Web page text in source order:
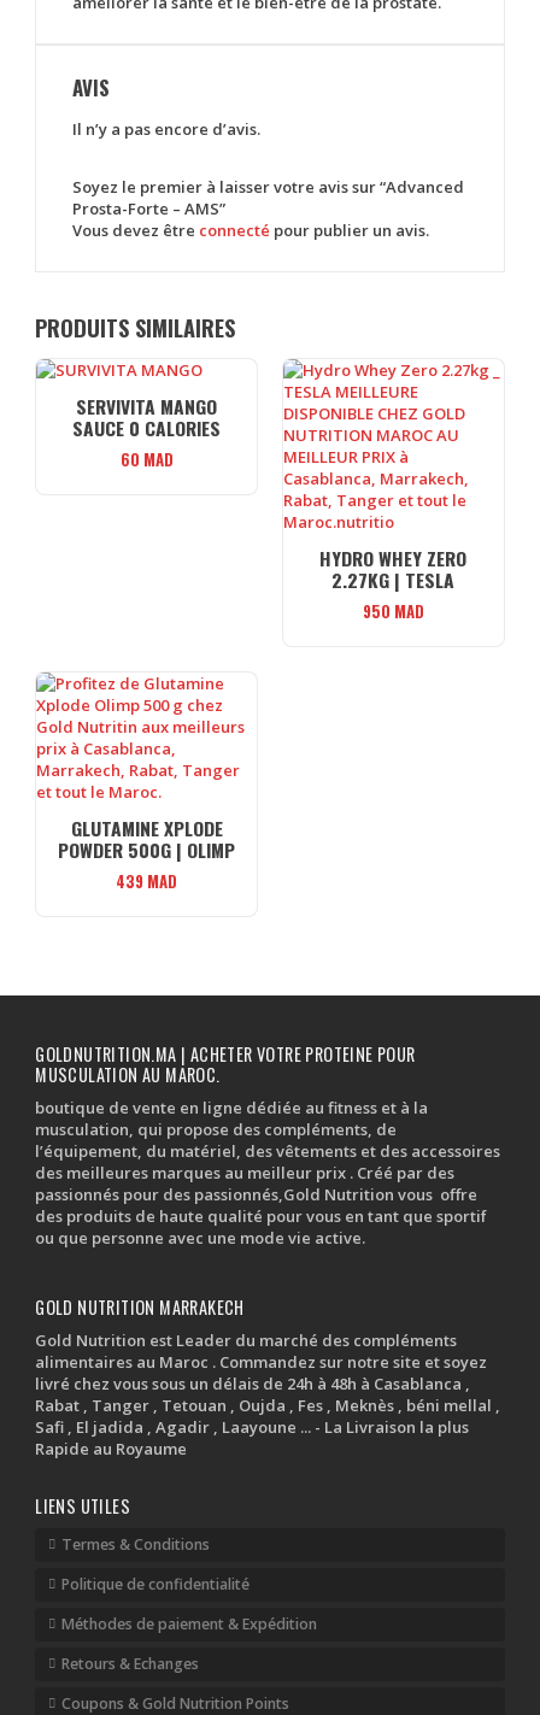
AVIS
Il n’y a pas encore d’avis.
Soyez le premier à laisser votre avis sur “Advanced
Prosta-Forte – AMS”
Vous devez être connecté pour publier un avis.
PRODUITS SIMILAIRES
SERVIVITA MANGO
SAUCE 0 CALORIES
60 MAD
HYDRO WHEY ZERO
2.27KG | TESLA
950 MAD
GLUTAMINE XPLODE
POWDER 500G | OLIMP
439 MAD
GOLDNUTRITION.MA | ACHETER VOTRE PROTEINE POUR
MUSCULATION AU MAROC.
boutique de vente en ligne dédiée au fitness et à la
musculation, qui propose des compléments, de
l’équipement, du matériel, des vêtements et des accessoires
des meilleures marques au meilleur prix . Créé par des
passionnés pour des passionnés,Gold Nutrition vous offre
des produits de haute qualité pour vous en tant que sportif
ou que personne avec une mode vie active.
GOLD NUTRITION MARRAKECH
Gold Nutrition est Leader du marché des compléments
alimentaires au Maroc . Commandez sur notre site et soyez
livré chez vous sous un délais de 24h à 48h à Casablanca ,
Rabat , Tanger , Tetouan , Oujda , Fes , Meknès , béni mellal ,
Safi , El jadida , Agadir , Laayoune ... - La Livraison la plus
Rapide au Royaume
LIENS UTILES
Termes & Conditions
Politique de confidentialité
Méthodes de paiement & Expédition
Retours & Echanges
Coupons & Gold Nutrition Points